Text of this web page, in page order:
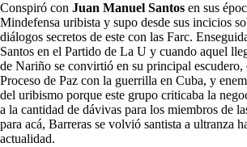
Conspiró con Juan Manuel Santos en sus
Mindefensa uribista y supo desde sus incicios
diálogos secretos de este con las Farc.
Santos en el Partido de La U y cuando aquel
de Nariño se convirtió en su principal escudero,
Proceso de Paz con la guerrilla en Cuba, y
del uribismo porque este grupo criticaba la
a la cantidad de dávivas para los miembros de
para acá, Barreras se volvió santista a ultranza
actualidad.